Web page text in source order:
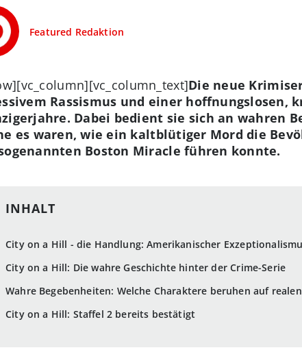
Featured Redaktion
City on a Hill - die Handlung: Amerikanischer
City on a Hill: Die wahre Geschichte hinter der Crime-Serie
Wahre Begebenheiten: Welche Charaktere beruhen auf
City on a Hill: Staffel 2 bereits bestätigt
Die neue
Rassismus und einer hoffnungslosen,
Dabei bedient sie sich an wahren
es waren, wie ein kaltblütiger Mord die
Boston Miracle führen konnte.